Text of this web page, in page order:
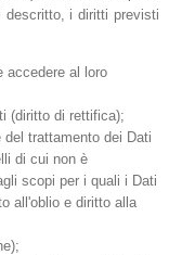
descritto, i diritti previsti
accedere al loro
(diritto di rettifica);
trattamento dei Dati
di cui non è
scopi per i quali i Dati
all'oblio e diritto alla